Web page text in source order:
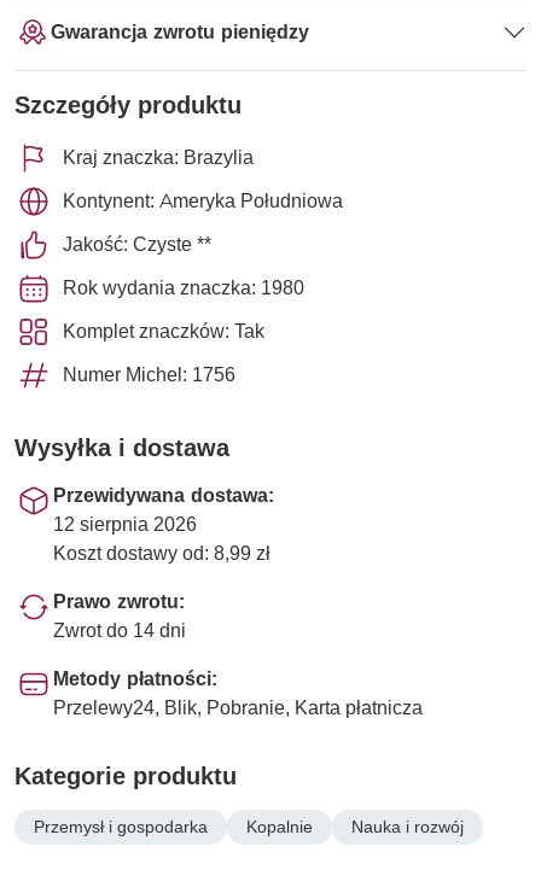
Gwarancja zwrotu pieniędzy
Szczegóły produktu
Kraj znaczka: Brazylia
Kontynent: Ameryka Południowa
Jakość: Czyste **
Rok wydania znaczka: 1980
Komplet znaczków: Tak
Numer Michel: 1756
Wysyłka i dostawa
Przewidywana dostawa:
12 sierpnia 2026
Koszt dostawy od: 8,99 zł
Prawo zwrotu:
Zwrot do 14 dni
Metody płatności:
Przelewy24, Blik, Pobranie, Karta płatnicza
Kategorie produktu
Przemysł i gospodarka Kopalnie Nauka i rozwój